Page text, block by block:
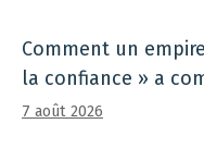
Comment un
la confiance » a
7 août 2026